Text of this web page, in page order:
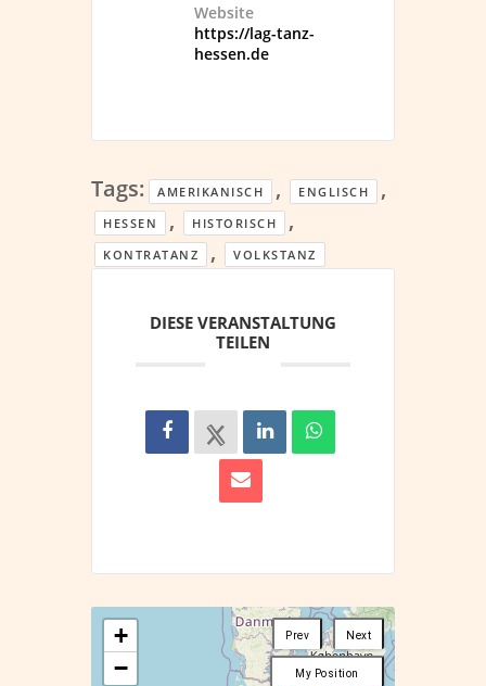
Website
https://lag-tanz-
hessen.de
Tags: AMERIKANISCH , ENGLISCH ,
HESSEN , HISTORISCH ,
KONTRATANZ , VOLKSTANZ
DIESE VERANSTALTUNG
TEILEN
Next
Prev
My Position
+
−